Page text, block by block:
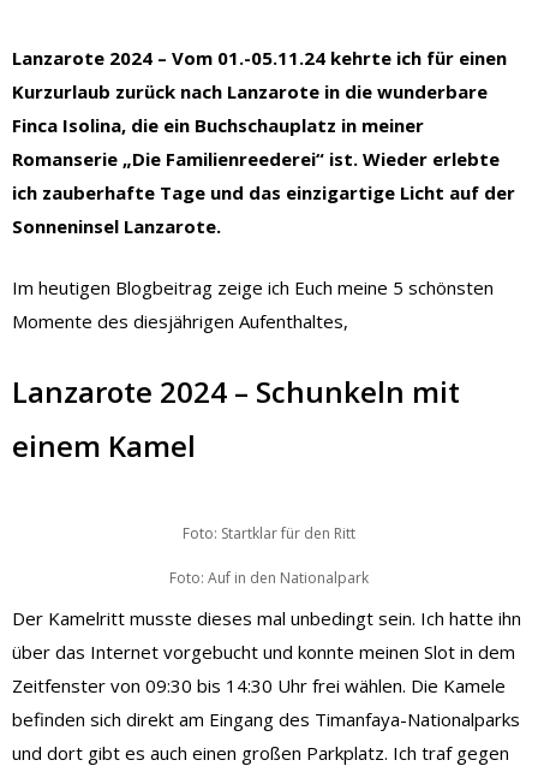
Lanzarote 2024 – Vom 01.-05.11.24 kehrte ich für einen
Kurzurlaub zurück nach Lanzarote in die wunderbare
Finca Isolina, die ein Buchschauplatz in meiner
Romanserie „Die Familienreederei“ ist. Wieder erlebte
ich zauberhafte Tage und das einzigartige Licht auf der
Sonneninsel Lanzarote.
Im heutigen Blogbeitrag zeige ich Euch meine 5 schönsten
Momente des diesjährigen Aufenthaltes,
Lanzarote 2024 – Schunkeln mit
einem Kamel
Foto: Startklar für den Ritt
Foto: Auf in den Nationalpark
Der Kamelritt musste dieses mal unbedingt sein. Ich hatte ihn
über das Internet vorgebucht und konnte meinen Slot in dem
Zeitfenster von 09:30 bis 14:30 Uhr frei wählen. Die Kamele
befinden sich direkt am Eingang des Timanfaya-Nationalparks
und dort gibt es auch einen großen Parkplatz. Ich traf gegen